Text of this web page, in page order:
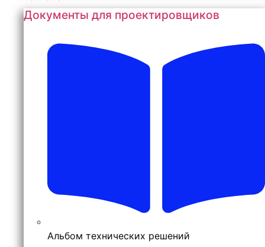
Документы для проектировщиков
Альбом технических решений